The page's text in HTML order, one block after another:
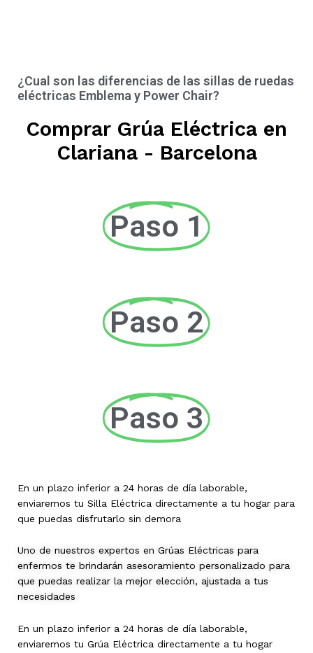
¿Cual son las diferencias de las sillas de ruedas
eléctricas Emblema y Power Chair?
Comprar Grúa Eléctrica en
Clariana - Barcelona
Paso 1
Paso 2
Paso 3
En un plazo inferior a 24 horas de día laborable,
enviaremos tu Silla Eléctrica directamente a tu hogar para
que puedas disfrutarlo sin demora
Uno de nuestros expertos en Grúas Eléctricas para
enfermos te brindarán asesoramiento personalizado para
que puedas realizar la mejor elección, ajustada a tus
necesidades
En un plazo inferior a 24 horas de día laborable,
enviaremos tu Grúa Eléctrica directamente a tu hogar